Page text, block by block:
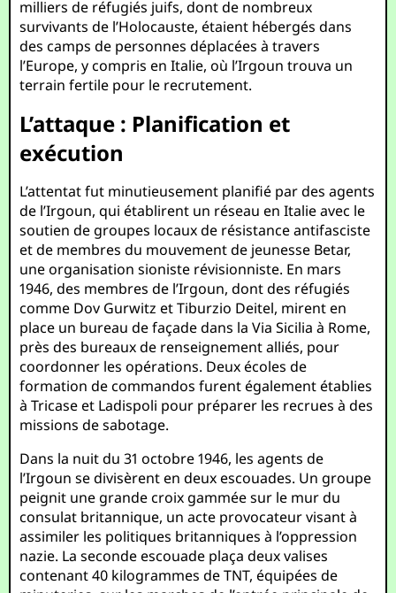
milliers de réfugiés juifs, dont de nombreux
survivants de l’Holocauste, étaient hébergés dans
des camps de personnes déplacées à travers
l’Europe, y compris en Italie, où l’Irgoun trouva un
terrain fertile pour le recrutement.
L’attaque : Planification et
exécution
L’attentat fut minutieusement planifié par des agents
de l’Irgoun, qui établirent un réseau en Italie avec le
soutien de groupes locaux de résistance antifasciste
et de membres du mouvement de jeunesse Betar,
une organisation sioniste révisionniste. En mars
1946, des membres de l’Irgoun, dont des réfugiés
comme Dov Gurwitz et Tiburzio Deitel, mirent en
place un bureau de façade dans la Via Sicilia à Rome,
près des bureaux de renseignement alliés, pour
coordonner les opérations. Deux écoles de
formation de commandos furent également établies
à Tricase et Ladispoli pour préparer les recrues à des
missions de sabotage.
Dans la nuit du 31 octobre 1946, les agents de
l’Irgoun se divisèrent en deux escouades. Un groupe
peignit une grande croix gammée sur le mur du
consulat britannique, un acte provocateur visant à
assimiler les politiques britanniques à l’oppression
nazie. La seconde escouade plaça deux valises
contenant 40 kilogrammes de TNT, équipées de